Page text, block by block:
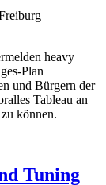
heavy
Plan
und Bürgern der
Tableau an
können.
Tuning